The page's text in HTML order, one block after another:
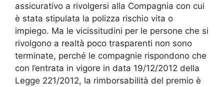
assicurativo a rivolgersi alla Compagnia con cui
è stata stipulata la polizza rischio vita o
impiego. Ma le vicissitudini per le persone che si
rivolgono a realtà poco trasparenti non sono
terminate, perché le compagnie rispondono che
con l’entrata in vigore in data 19/12/2012 della
Legge 221/2012, la rimborsabilità del premio è